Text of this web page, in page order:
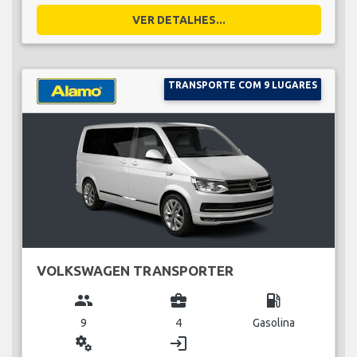
VER DETALHES...
TRANSPORTE COM 9 LUGARES
VOLKSWAGEN TRANSPORTER
group
9
business_center
4
local_gas_station
Gasolina
miscellaneous_services login